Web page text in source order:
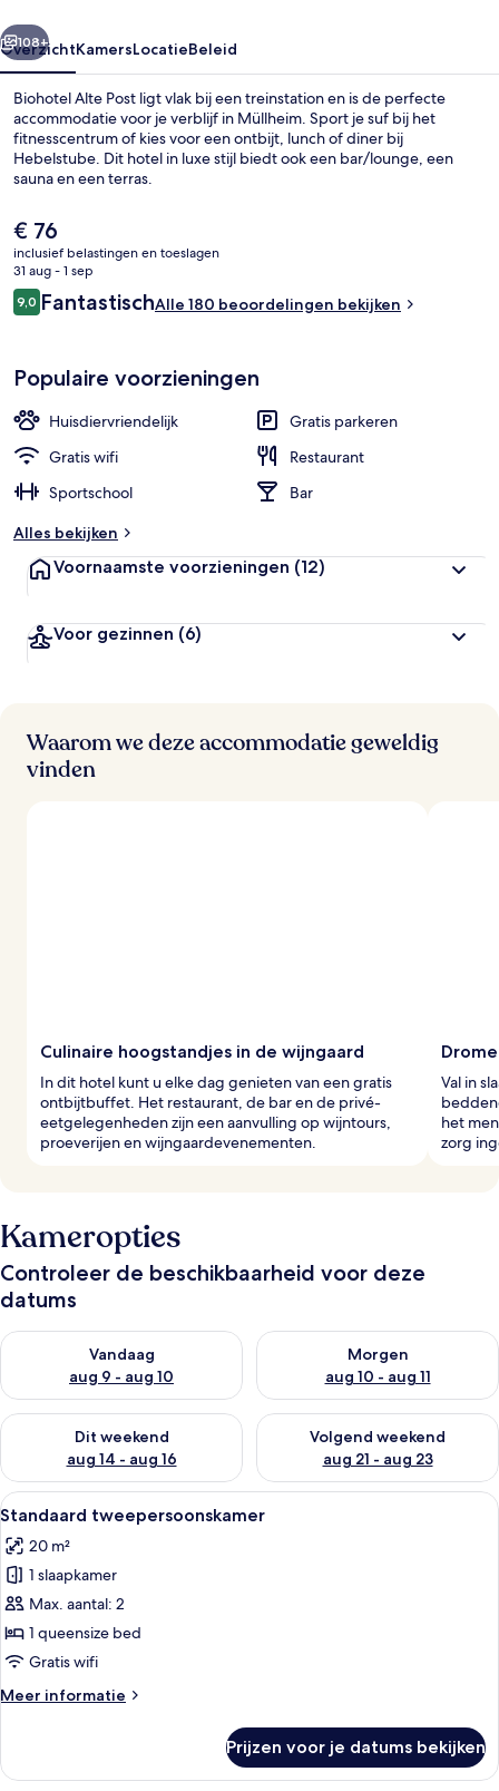
Volgende
108+
OverzichtKamersLocatieBeleid
Biohotel Alte Post ligt vlak bij een treinstation en is de perfecte
accommodatie voor je verblijf in Müllheim. Sport je suf bij het
fitnesscentrum of kies voor een ontbijt, lunch of diner bij
Hebelstube. Dit hotel in luxe stijl biedt ook een bar/lounge, een
sauna en een terras.
De
huidige
prijs
is
€ 76
€ 76
inclusief belastingen en toeslagen
31 aug - 1 sep
Beoordelingen
9,09,0 op 10 –
FantastischAlle 180 beoordelingen bekijken
Populaire voorzieningen
Huisdiervriendelijk
Gratis parkeren
Gratis wifi
Restaurant
Sportschool
Bar
Alles bekijken
Voornaamste voorzieningen (12)
Voor gezinnen (6)
Waarom we deze accommodatie geweldig
vinden
Culinaire hoogstandjes in de wijngaard
In dit hotel kunt u elke dag genieten van een gratis
ontbijtbuffet. Het restaurant, de bar en de privé-
eetgelegenheden zijn een aanvulling op wijntours,
proeverijen en wijngaardevenementen.
Val in
het
zorg
Kameropties
Controleer de beschikbaarheid voor deze
datums
Vandaag
aug 9 - aug 10
De beschikbaarheid controleren voor vanavond aug 9 - aug
Morgen
aug 10 - aug 11
De beschikbaarheid
Dit weekend
aug 14 - aug 16
De beschikbaarheid controleren voor dit weekend aug 14 -
Volgend weekend
aug 21 - aug 23
De beschikbaarheid
Alle
foto's
voor
Standaard
tweepersoonskamer
laden
Een slaapkamer met een houten
11
Standaard tweepersoonskamer
20 m²
1 slaapkamer
Max. aantal: 2
1 queensize bed
Gratis wifi
Meer informatie
Meer
tweepersoonskamer
Prijzen voor je datums bekijken